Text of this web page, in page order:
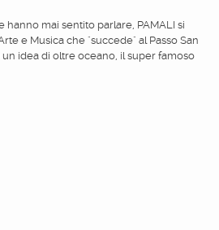
hanno mai sentito parlare, PAMALI si
e Musica che "succede" al Passo San
idea di oltre oceano, il super famoso